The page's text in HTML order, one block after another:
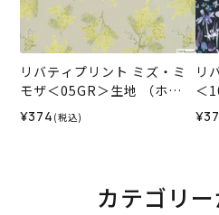
リバティプリント ミズ・ミ
モザ＜05GR＞生地 （ホビ
ーラホビーレオリジナル）2
026SS
¥374 (税込)
リ
＜
ホ
カテゴリ